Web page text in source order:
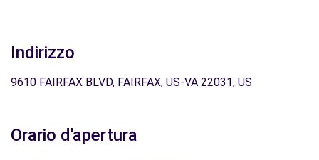
Indirizzo
9610 FAIRFAX BLVD, FAIRFAX, US-VA 22031, US
Orario d'apertura